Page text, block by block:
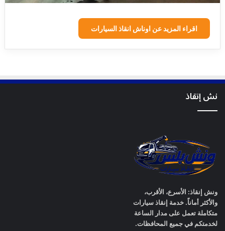
اقراء المزيد عن اوناش انقاذ السيارات
نش إنقاذ
ونش إنقاذ: الأسرع، الأقرب،
والأكثر أماناً. خدمة إنقاذ سيارات
متكاملة تعمل على مدار الساعة
لخدمتكم في جميع المحافظات.